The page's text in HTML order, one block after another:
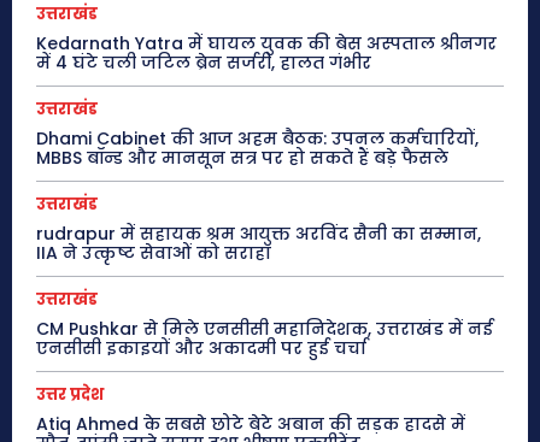
उत्तराखंड
Kedarnath Yatra में घायल युवक की बेस अस्पताल श्रीनगर
में 4 घंटे चली जटिल ब्रेन सर्जरी, हालत गंभीर
उत्तराखंड
Dhami Cabinet की आज अहम बैठक: उपनल कर्मचारियों,
MBBS बॉन्ड और मानसून सत्र पर हो सकते हैं बड़े फैसले
उत्तराखंड
rudrapur में सहायक श्रम आयुक्त अरविंद सैनी का सम्मान,
IIA ने उत्कृष्ट सेवाओं को सराहा
उत्तराखंड
CM Pushkar से मिले एनसीसी महानिदेशक, उत्तराखंड में नई
एनसीसी इकाइयों और अकादमी पर हुई चर्चा
उत्तर प्रदेश
Atiq Ahmed के सबसे छोटे बेटे अबान की सड़क हादसे में